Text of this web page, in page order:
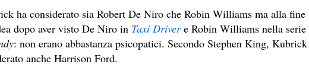
ha considerato sia Robert De Niro che Robin Williams ma alla fine
dopo aver visto De Niro in Taxi Drivere Robin Williams nella serie
: non erano abbastanza psicopatici. Secondo Stephen King, Kubrick
anche Harrison Ford.